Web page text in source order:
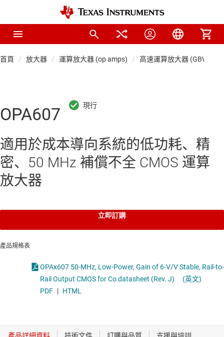
首頁 放大器 運算放大器 (op amps) 高速運算放大器 (GBW ≥
OPA607
適用於成本導向系統的低功耗、精
密、50 MHz 補償不全 CMOS 運算
放大器
立即訂購
產品規格表
OPAx607 50-MHz, Low-Power, Gain of 6-V/V Stable, Rail-to-
Rail Output CMOS for Co datasheet (Rev. J)
(英文)
PDF | HTML